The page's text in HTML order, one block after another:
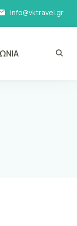
info@vktravel.gr